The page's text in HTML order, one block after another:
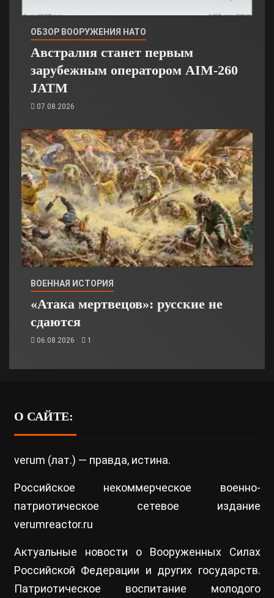
ОБЗОР ВООРУЖЕНИЯ НАТО
Австралия станет первым
зарубежным оператором AIM-260
JATM
07.08.2026
ВОЕННАЯ ИСТОРИЯ
«Атака мертвецов»: русские не
сдаются
06.08.2026 1
О САЙТЕ:
verum (лат.) — правда, истина.
Российское некоммерческое военно-
патриотическое сетевое издание
verumreactor.ru
Актуальные новости о Вооруженных Силах
Российской Федерации и других государств.
Патриотическое воспитание молодого